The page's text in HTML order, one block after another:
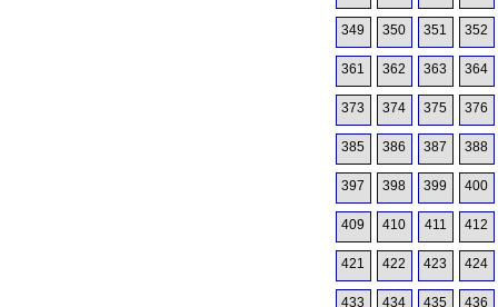
349 350 351 352
361 362 363 364
373 374 375 376
385 386 387 388
397 398 399 400
409 410 411 412
421 422 423 424
433 434 435 436